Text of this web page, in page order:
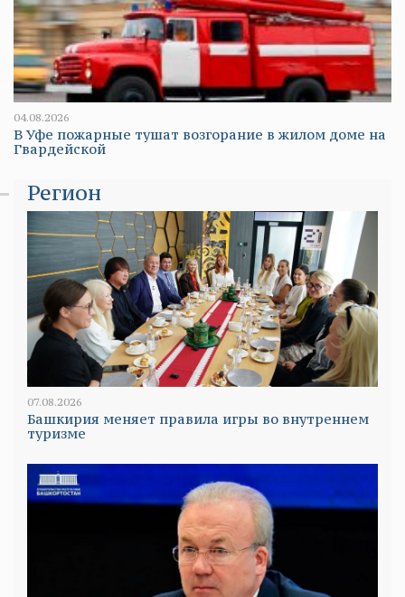
04.08.2026
В Уфе пожарные тушат возгорание в жилом доме на
Гвардейской
Регион
07.08.2026
Башкирия меняет правила игры во внутреннем
туризме